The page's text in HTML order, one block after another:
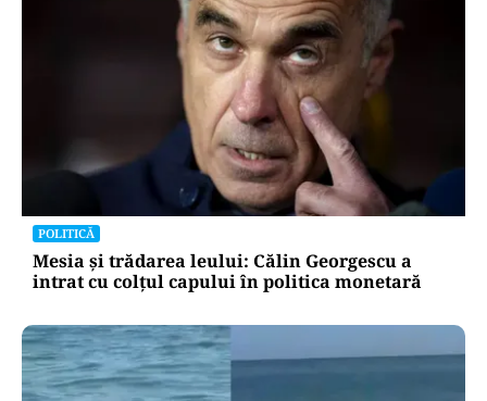
POLITICĂ
Mesia și trădarea leului: Călin Georgescu a
intrat cu colțul capului în politica monetară